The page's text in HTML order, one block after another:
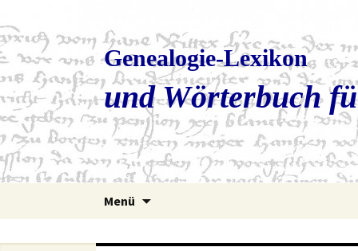
Genealogie-Lexikon
und Wörterbuch
Menü